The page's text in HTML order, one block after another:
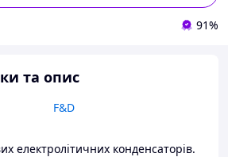
91%
та опис
F&D
електролітичних конденсаторів.